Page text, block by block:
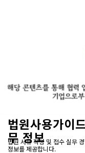
법원사용가이
무 정보
법원 서류 작성 및 접수 실무
정보를 제공합니다.